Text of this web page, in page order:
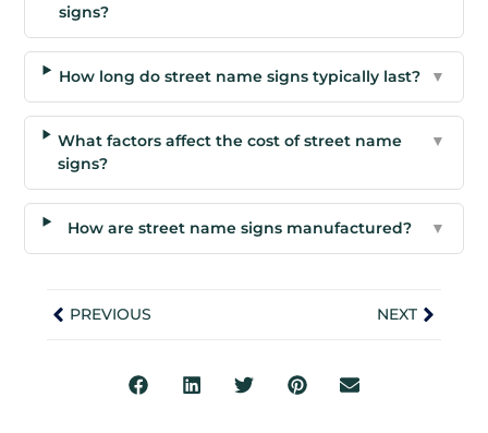
signs?
How long do street name signs typically last? ▼
What factors affect the cost of street name
signs?
▼
How are street name signs manufactured? ▼
PREVIOUS NEXT